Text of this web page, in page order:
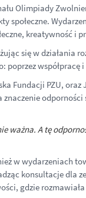
Olimpiady
społeczne.
kreatywność i
się w działania
poprzez
Fundacji PZU,
odporności
ważna. A tę
w wydarzeniach
konsultacje dla
gdzie